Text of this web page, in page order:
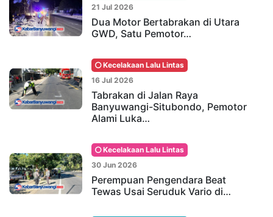
21 Jul 2026
Dua Motor Bertabrakan di Utara
GWD, Satu Pemotor…
Kecelakaan Lalu Lintas
16 Jul 2026
Tabrakan di Jalan Raya
Banyuwangi-Situbondo, Pemotor
Alami Luka…
Kecelakaan Lalu Lintas
30 Jun 2026
Perempuan Pengendara Beat
Tewas Usai Seruduk Vario di…